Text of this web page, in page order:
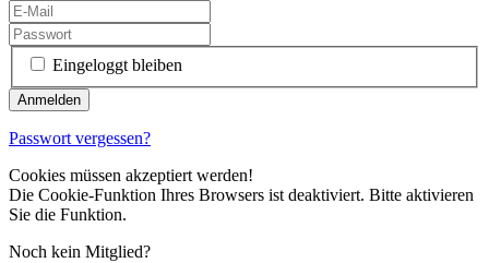
Eingeloggt bleiben
Passwort vergessen?
Cookies müssen akzeptiert werden!
Die Cookie-Funktion Ihres Browsers ist deaktiviert. Bitte aktivieren
Sie die Funktion.
Noch kein Mitglied?